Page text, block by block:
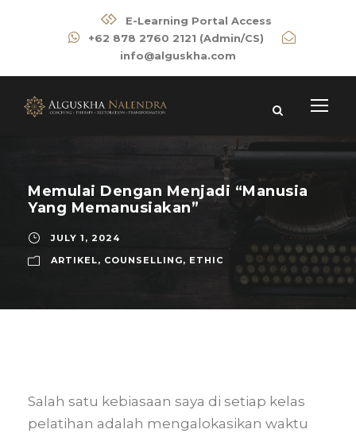
E-Learning Portal Access
+62 878 2760 2121 (Admin/CS)
info@alguskha.com
Memulai Dengan Menjadi “Manusia
Yang Memanusiakan”
JULY 1, 2024
ARTIKEL, COUNSELLING, ETHIC
Salah satu kebiasaan saya di setiap kelas
pelatihan adalah mengalokasikan waktu